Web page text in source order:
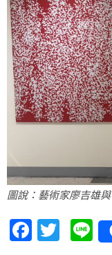
圖說：藝術家廖吉雄